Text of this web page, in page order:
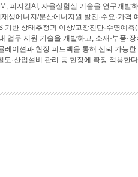
피지컬AI, 자율실험실 기술을 연구개발
생에너지/분산에너지원 발전·수요·가격
반 상태추정과 이상/고장진단·수명예
업무 지원 기술을 개발하고, 소재·부품·
이션과 현장 피드백을 통해 신뢰 가능
·산업설비 관리 등 현장에 확장 적용한